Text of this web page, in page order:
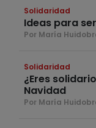
Solidaridad
Ideas para
Por María
Solidaridad
¿Eres
Navidad
Por María